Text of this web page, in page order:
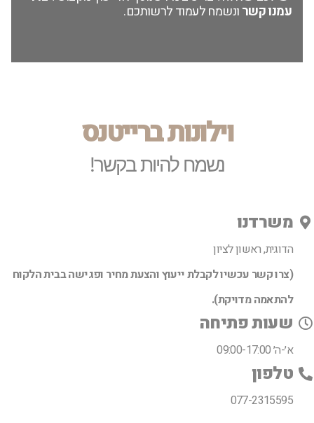
עמנו קשרונשמח לעמוד לרשותכם.
וילונות ברייטנס
נשמח להיות בקשר!
משרדנו
הדוגית, ראשון לציון
(צרו קשר עכשיו לקבלת ייעוץ והצעת מחיר ופגישה בבית הלקוח
להתאמה מדויקת).
שעות פתיחה
א׳-ה׳ 09:00-17:00
טלפון
077-2315595